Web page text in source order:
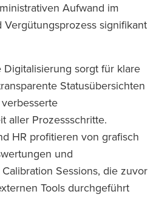
Aufwand im
Vergütungsprozess signifikant
sorgt für klare
Statusübersichten
aller Prozessschritte.
HR profitieren von grafisch
und
Sessions, die zuvor
Tools durchgeführt